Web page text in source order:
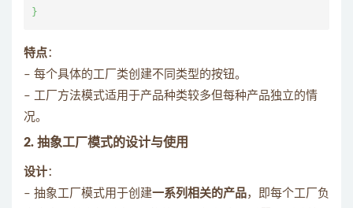
特点：
– 每个具体的工厂类创建不同类型的按钮。
– 工厂方法模式适用于产品种类较多但每种产品独立的情
况。
2. 抽象工厂模式的设计与使用
设计：
– 抽象工厂模式用于创建一系列相关的产品，即每个工厂负